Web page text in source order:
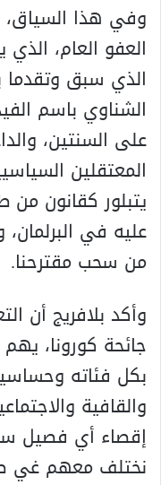
وفي هذا السياق،
الذي سبق
الشناوي باسم
على السنتين،
المعتقلين
يتبلور كقانون
عليه في
من سحب مقترحنا.
وأكد بلافريج أن
جائحة كورونا،
بكل فئاته
والقافية
إقصاء أي فصيل
نختلف معهم غي